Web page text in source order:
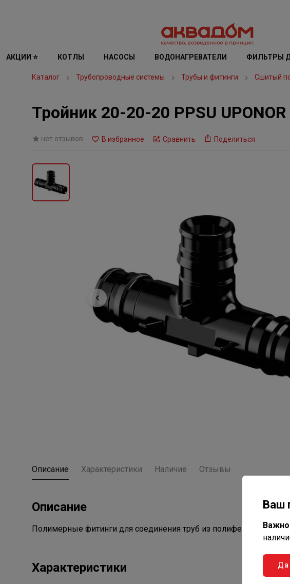
АКЦИИ ⭐ КОТЛЫ НАСОСЫ ВОДОНАГРЕВАТЕЛИ ФИЛЬТРЫ
Каталог Трубопроводные системы Трубы и фитинги Сшитый
Тройник 20-20-20 PPSU UPONOR
нет отзывов В избранное Сравнить Поделиться
Описание Характеристики Наличие Отзывы
Описание
Полимерные фитинги для соединения труб из
Характеристики
Ваш
Да